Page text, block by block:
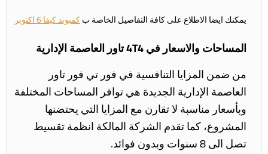
يمكنك ايضا الاطلاع على كافة التفاصيل الخاصة بكمبوند كيفا 6 اكتوبر
المساحات والاسعار في4T4 تاور العاصمة الإدارية
من ضمن المزايا التنافسية في فور تي فور تاور
العاصمة الإدارية الجديدة هي توافر المساحات المختلفة
وبأسعار مناسبة لا تقارن مع المزايا التي يحتضنها
المشروع، كما تقدم الشركة المالكة انظمة تقسيط
تصل الى 8 سنوات وبدون فوائد.